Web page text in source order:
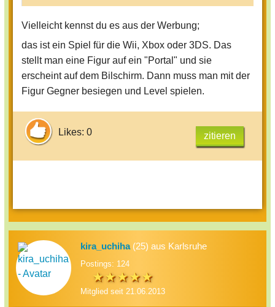
Vielleicht kennst du es aus der Werbung;
das ist ein Spiel für die Wii, Xbox oder 3DS. Das
stellt man eine Figur auf ein "Portal" und sie
erscheint auf dem Bilschirm. Dann muss man mit der
Figur Gegner besiegen und Level spielen.
Likes: 0 zitieren
kira_uchiha(25) aus Karlsruhe
Postings: 124
Mitglied seit 21.06.2013